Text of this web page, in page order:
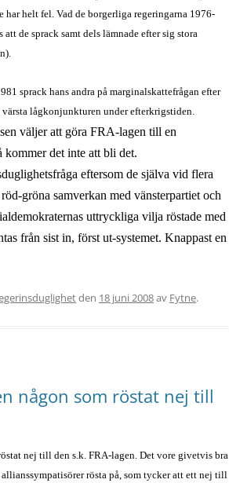
helt fel. Vad de borgerliga regeringarna 1976-
de sprack samt dels lämnade efter sig stora
sprack hans andra på marginalskattefrågan efter
lågkonjunkturen under efterkrigstiden.
väljer att göra FRA-lagen till en
kommer det inte att bli det.
eftersom de själva vid flera
gröna samverkan med vänsterpartiet och
uttryckliga vilja röstade med
från sist in, först ut-systemet. Knappast en
den 18 juni 2008av Fytne.
någon som röstat nej till
nej till den s.k. FRA-lagen. Det vore givetvis bra
rösta på, som tycker att ett nej till